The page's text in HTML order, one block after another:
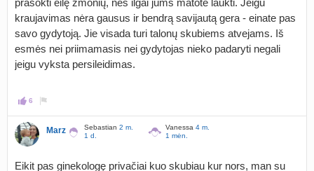
prašokti eilę žmonių, nes ilgai jums matote laukti. Jeigu
kraujavimas nėra gausus ir bendrą savijautą gera - einate pas
savo gydytoją. Jie visada turi talonų skubiems atvejams. Iš
esmės nei priimamasis nei gydytojas nieko padaryti negali
jeigu vyksta persileidimas.
6
Marz Sebastian 2 m.
1 d.
Vanessa 4 m.
1 mėn.
Eikit pas ginekologę privačiai kuo skubiau kur nors, man su